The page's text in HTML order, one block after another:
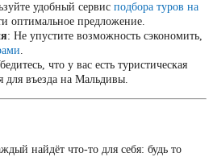
удобный сервис подбора туров на
оптимальное предложение.
: Не упустите возможность сэкономить,
.
что у вас есть туристическая
для въезда на Мальдивы.
найдёт что-то для себя: будь то